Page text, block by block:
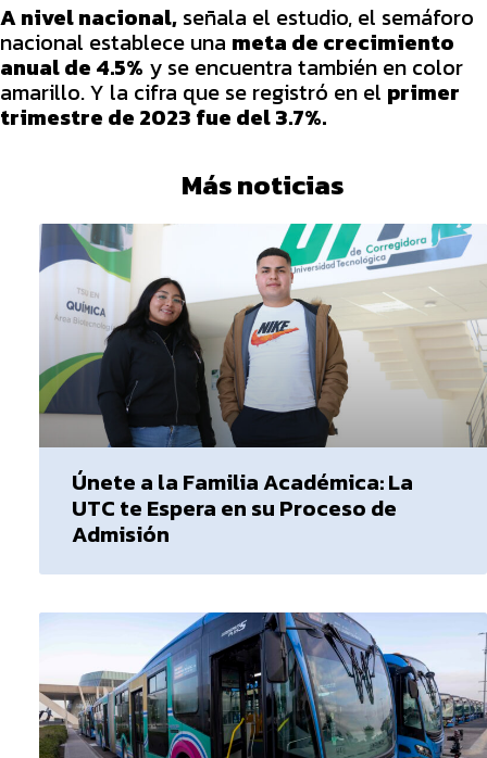
A nivel nacional, señala el estudio, el semáforo
nacional establece una meta de crecimiento
anual de 4.5% y se encuentra también en color
amarillo. Y la cifra que se registró en el primer
trimestre de 2023 fue del 3.7%.
Más noticias
Únete a la Familia Académica: La
UTC te Espera en su Proceso de
Admisión